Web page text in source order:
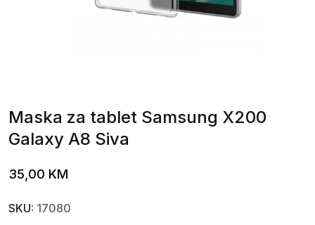
Maska za tablet Samsung X200
Galaxy A8 Siva
35,00 KM
SKU: 17080